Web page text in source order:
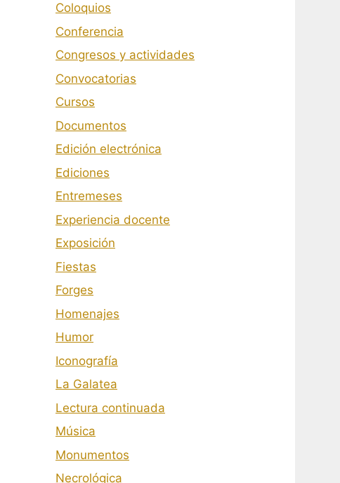
Coloquios
Conferencia
Congresos y actividades
Convocatorias
Cursos
Documentos
Edición electrónica
Ediciones
Entremeses
Experiencia docente
Exposición
Fiestas
Forges
Homenajes
Humor
Iconografía
La Galatea
Lectura continuada
Música
Monumentos
Necrológica